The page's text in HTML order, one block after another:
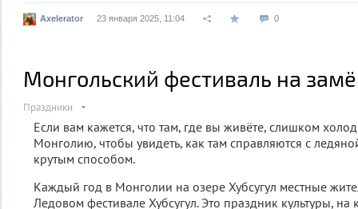
Axelerator 23 января 2025, 11:04 0
Монгольский фестиваль на
Праздники
Если вам кажется, что там, где вы живёте, слишком
Монголию, чтобы увидеть, как там справляются с
крутым способом.
Каждый год в Монголии на озере Хубсугул местные
Ледовом фестивале Хубсугул. Это праздник культуры, на